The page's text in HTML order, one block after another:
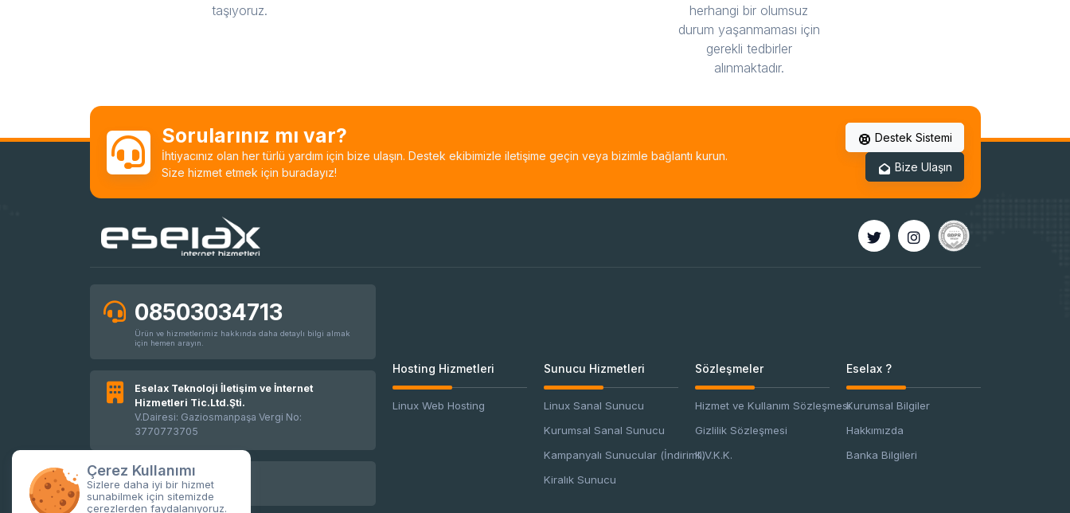
taşıyoruz.
herhangi bir olumsuz
durum yaşanmaması için
gerekli tedbirler
alınmaktadır.
Sorularınız mı var?
İhtiyacınız olan her türlü yardım için bize ulaşın. Destek ekibimizle iletişime geçin veya bizimle bağlantı kurun.
Size hizmet etmek için buradayız!
Destek Sistemi
Bize Ulaşın
08503034713
Ürün ve hizmetlerimiz hakkında daha detaylı bilgi almak
için hemen arayın.
Eselax Teknoloji İletişim ve İnternet
Hizmetleri Tic.Ltd.Şti.
V.Dairesi: Gaziosmanpaşa Vergi No:
3770773705
Hosting Hizmetleri
Linux Web Hosting
Sunucu Hizmetleri
Linux Sanal Sunucu
Kurumsal Sanal Sunucu
Kampanyalı Sunucular (İndirimli)
Kiralık Sunucu
Sözleşmeler
Hizmet ve Kullanım Sözleşmesi
Gizlilik Sözleşmesi
K.V.K.K.
Eselax ?
Kurumsal Bilgiler
Hakkımızda
Banka Bilgileri
Çerez Kullanımı
Sizlere daha iyi bir hizmet
sunabilmek için sitemizde
çerezlerden faydalanıyoruz.